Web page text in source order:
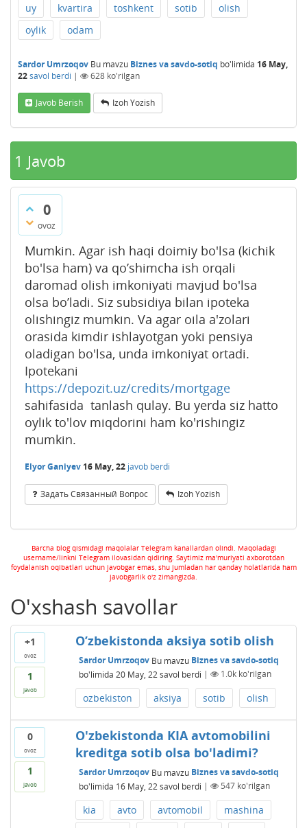
uy kvartira toshkent sotib
olish
oylik
odam
Sardor Umrzoqov Bu mavzu Biznes va savdo-sotiq bo'limida 16 May,
22savol berdi | 628 ko'rilgan
Javob Berish Izoh Yozish
1 Javob
0
ovoz
Mumkin. Agar ish haqi doimiy bo'lsa (kichik
bo'lsa ham) va qo’shimcha ish orqali
daromad olish imkoniyati mavjud bo'lsa
olsa bo’ladi. Siz subsidiya bilan ipoteka
olishingiz mumkin. Va agar oila a'zolari
orasida kimdir ishlayotgan yoki pensiya
oladigan bo'lsa, unda imkoniyat ortadi.
Ipotekani
https://depozit.uz/credits/mortgage
sahifasida tanlash qulay. Bu yerda siz hatto
oylik to'lov miqdorini ham ko'rishingiz
mumkin.
Elyor Ganiyev 16 May, 22 javob berdi
Задать Связанный Вопрос Izoh Yozish
Barcha blog qismidagi maqolalar Telegram kanallardan olindi. Maqoladagi
username/linkni Telegram ilovasidan qidiring. Saytimiz ma'muriyati axborotdan
foydalanish oqibatlari uchun javobgar emas, shu jumladan har qanday holatlarida ham
javobgarlik o'z zimangizda.
O'xshash savollar
+1
ovoz
1
javob
O’zbekistonda aksiya sotib olish
Sardor Umrzoqov Bu mavzu Biznes va savdo-sotiq
bo'limida 20 May, 22 savol berdi | 1.0kko'rilgan
ozbekiston aksiya sotib olish
0
ovoz
1
javob
O'zbekistonda KIA avtomobilini
kreditga sotib olsa bo'ladimi?
Sardor Umrzoqov Bu mavzu Biznes va savdo-sotiq
bo'limida 16 May, 22 savol berdi | 547ko'rilgan
kia avto avtomobil
mashina